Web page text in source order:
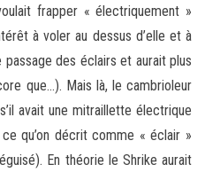
frapper « électriquement »
à voler au dessus d’elle et à
des éclairs et aurait plus
que…). Mais là, le cambrioleur
avait une mitraillette électrique
qu’on décrit comme « éclair »
En théorie le Shrike aurait